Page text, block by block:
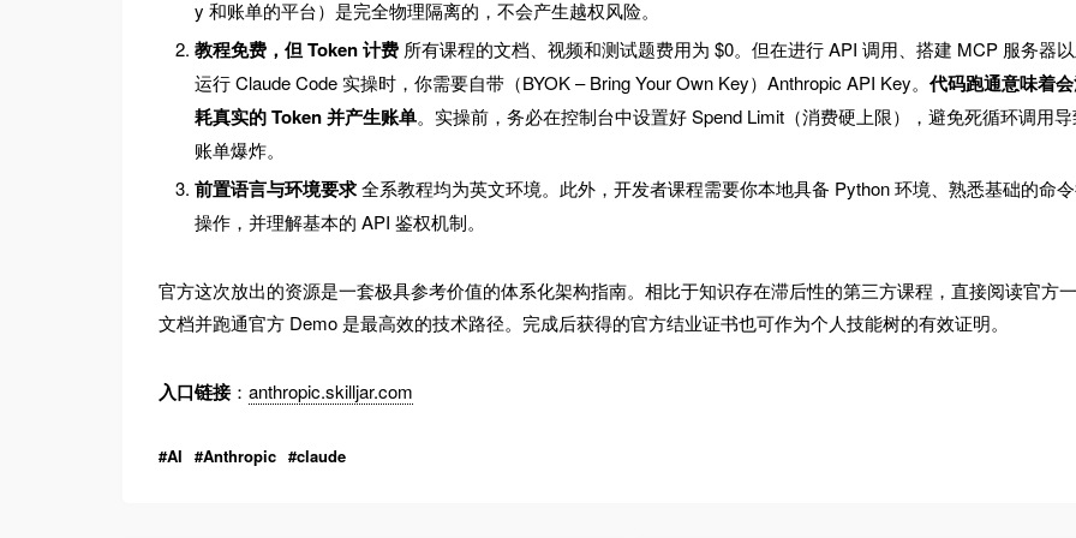
y 和账单的平台）是完全物理隔离的，不会产生越权风险。
教程免费，但 Token 计费 所有课程的文档、视频和测试题费用为 $0。但在进行 API 调用、搭建 MCP 服务器以
运行 Claude Code 实操时，你需要自带（BYOK – Bring Your Own Key）Anthropic API Key。 代码跑通意味着
耗真实的 Token 并产生账单。实操前，务必在控制台中设置好 Spend Limit（消费硬上限），避免死循环调用
账单爆炸。
前置语言与环境要求全系教程均为英文环境。此外，开发者课程需要你本地具备 Python 环境、熟悉基础的命
操作，并理解基本的 API 鉴权机制。
官方这次放出的资源是一套极具参考价值的体系化架构指南。相比于知识存在滞后性的第三方课程，直接阅读官方
文档并跑通官方 Demo 是最高效的技术路径。完成后获得的官方结业证书也可作为个人技能树的有效证明。
入口链接： anthropic.skilljar.com
AI Anthropic claude